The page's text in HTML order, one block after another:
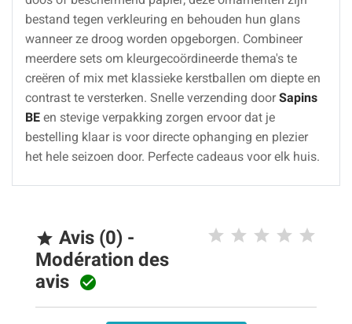
bestand tegen verkleuring en behouden hun glans
wanneer ze droog worden opgeborgen. Combineer
meerdere sets om kleurgecoördineerde thema's te
creëren of mix met klassieke kerstballen om diepte en
contrast te versterken. Snelle verzending doorSapins
BE en stevige verpakking zorgen ervoor dat je
bestelling klaar is voor directe ophanging en plezier
het hele seizoen door. Perfecte cadeaus voor elk huis.
 Avis (0) -
Modération des
avis 